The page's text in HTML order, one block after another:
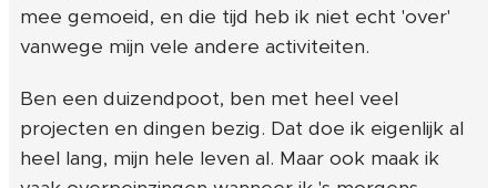
mee gemoeid, en die tijd heb ik niet echt 'over'
vanwege mijn vele andere activiteiten.
Ben een duizendpoot, ben met heel veel
projecten en dingen bezig. Dat doe ik eigenlijk al
heel lang, mijn hele leven al. Maar ook maak ik